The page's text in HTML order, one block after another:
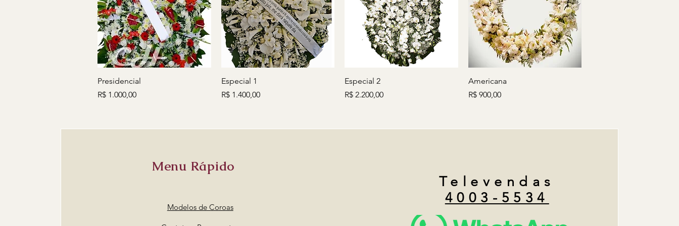
Visualização rápida
Presidencial
Preço
R$ 1.000,00
Visualização rápida
Especial 1
Preço
R$ 1.400,00
Visualização rápida
Especial 2
Preço
R$ 2.200,00
Visualização rápida
Americana
Preço
R$ 900,00
Menu Rápido
Modelos de Coroas
Televendas
4003-5534